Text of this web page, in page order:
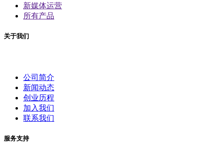
新媒体运营
所有产品
关于我们
公司简介
新闻动态
创业历程
加入我们
联系我们
服务支持